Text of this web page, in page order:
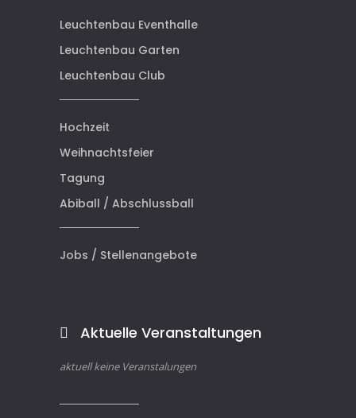
Leuchtenbau Eventhalle
Leuchtenbau Garten
Leuchtenbau Club
Hochzeit
Weihnachtsfeier
Tagung
Abiball / Abschlussball
Jobs / Stellenangebote
Aktuelle Veranstaltungen
aktuell keine Veranstalungen